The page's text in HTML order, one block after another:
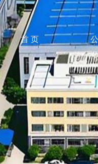
首 页